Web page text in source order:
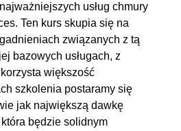
00:23:47
00:17:02
00:12:53
00:00:40
00:07:17
usług chmury
Ten kurs skupia się na
związanych z tą
bazowych usługach, z
większość
szkolenia postaramy się
jak największą dawkę
będzie solidnym